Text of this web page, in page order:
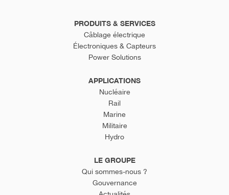
PRODUITS & SERVICES
Câblage électrique
Électroniques & Capteurs
Power Solutions
APPLICATIONS
Nucléaire
Rail
Marine
Militaire
Hydro
LE GROUPE
Qui sommes-nous ?
Gouvernance